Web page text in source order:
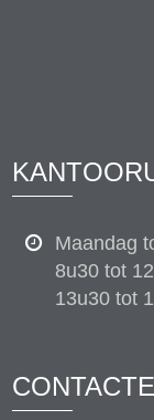
Maandag
8u30 tot
13u30 tot